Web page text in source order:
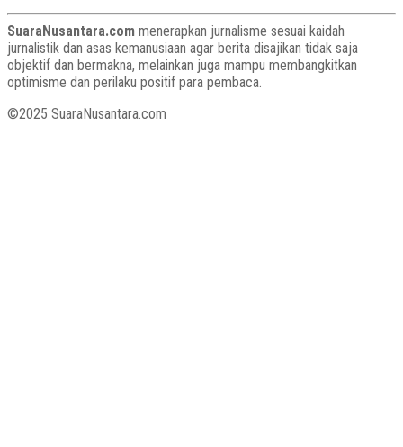
SuaraNusantara.com menerapkan jurnalisme sesuai kaidah
jurnalistik dan asas kemanusiaan agar berita disajikan tidak saja
objektif dan bermakna, melainkan juga mampu membangkitkan
optimisme dan perilaku positif para pembaca.
©2025 SuaraNusantara.com